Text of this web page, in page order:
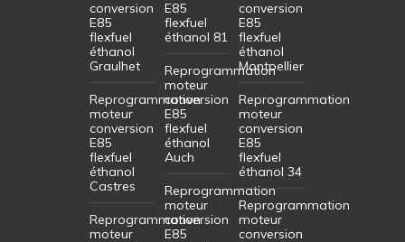
conversion
E85
flexfuel
éthanol
Graulhet
Reprogrammation
moteur
conversion
E85
flexfuel
éthanol
Castres
Reprogrammation
moteur
E85
flexfuel
éthanol 81
Reprogrammation
moteur
conversion
E85
flexfuel
éthanol
Auch
Reprogrammation
moteur
conversion
E85
conversion
E85
flexfuel
éthanol
Montpellier
Reprogrammation
moteur
conversion
E85
flexfuel
éthanol 34
Reprogrammation
moteur
conversion